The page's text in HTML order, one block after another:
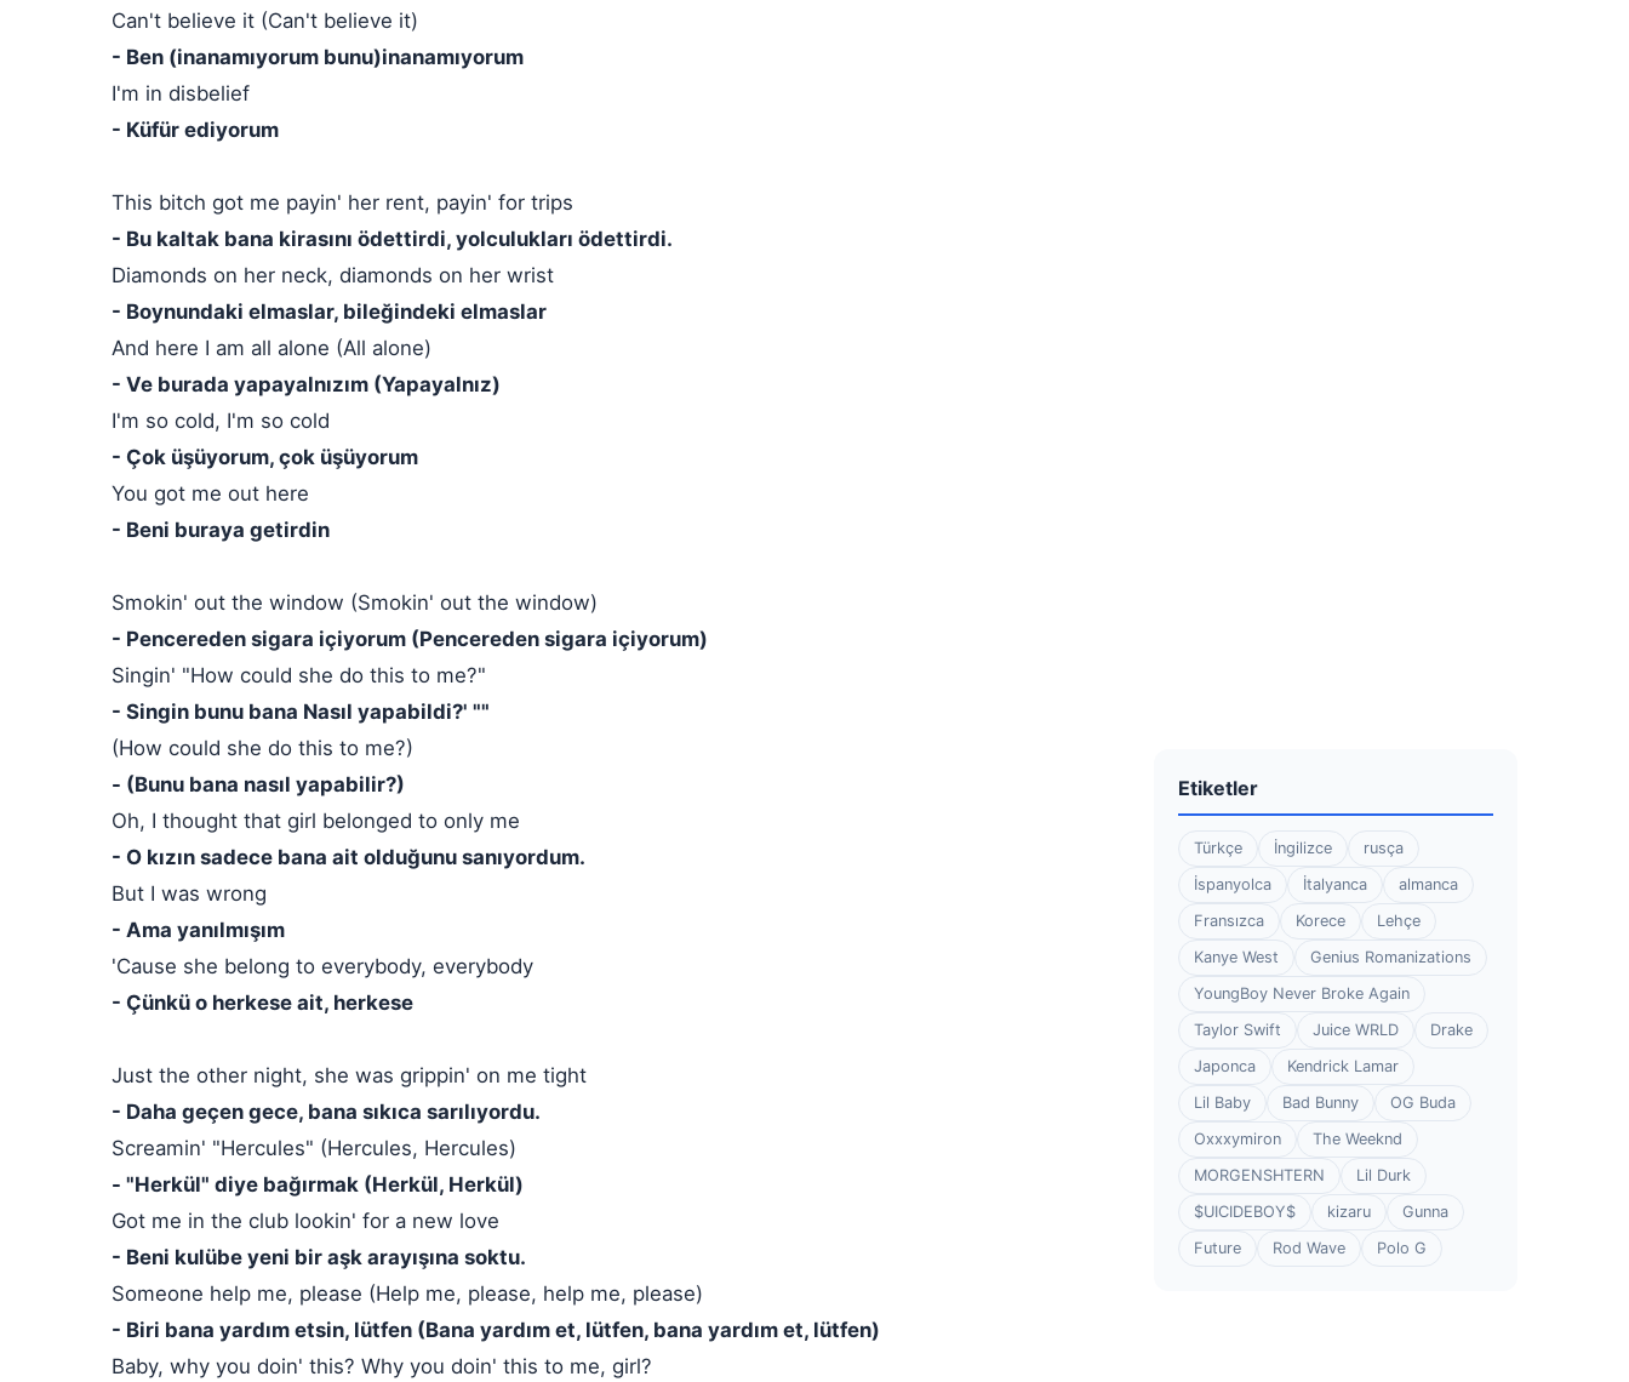
Can't believe it (Can't believe it)
- Ben (inanamıyorum bunu)inanamıyorum
I'm in disbelief
- Küfür ediyorum
This bitch got me payin' her rent, payin' for trips
- Bu kaltak bana kirasını ödettirdi, yolculukları ödettirdi.
Diamonds on her neck, diamonds on her wrist
- Boynundaki elmaslar, bileğindeki elmaslar
And here I am all alone (All alone)
- Ve burada yapayalnızım (Yapayalnız)
I'm so cold, I'm so cold
- Çok üşüyorum, çok üşüyorum
You got me out here
- Beni buraya getirdin
Smokin' out the window (Smokin' out the window)
- Pencereden sigara içiyorum (Pencereden sigara içiyorum)
Singin' "How could she do this to me?"
- Singin bunu bana Nasıl yapabildi?' ""
(How could she do this to me?)
- (Bunu bana nasıl yapabilir?)
Oh, I thought that girl belonged to only me
- O kızın sadece bana ait olduğunu sanıyordum.
But I was wrong
- Ama yanılmışım
'Cause she belong to everybody, everybody
- Çünkü o herkese ait, herkese
Just the other night, she was grippin' on me tight
- Daha geçen gece, bana sıkıca sarılıyordu.
Screamin' "Hercules" (Hercules, Hercules)
- "Herkül" diye bağırmak (Herkül, Herkül)
Got me in the club lookin' for a new love
- Beni kulübe yeni bir aşk arayışına soktu.
Someone help me, please (Help me, please, help me, please)
- Biri bana yardım etsin, lütfen (Bana yardım et, lütfen, bana yardım et, lütfen)
Baby, why you doin' this? Why you doin' this to me, girl?
Etiketler
Türkçe İngilizce
rusça
İspanyolca
İtalyanca
almanca
Fransızca
Korece
Lehçe
Kanye West
Genius Romanizations
YoungBoy Never Broke Again
Taylor Swift
Juice WRLD
Drake
Japonca
Kendrick Lamar
Lil Baby
Bad Bunny
OG Buda
Oxxxymiron
The Weeknd
MORGENSHTERN
Lil Durk
$UICIDEBOY$
kizaru
Gunna
Future
Rod Wave Polo G